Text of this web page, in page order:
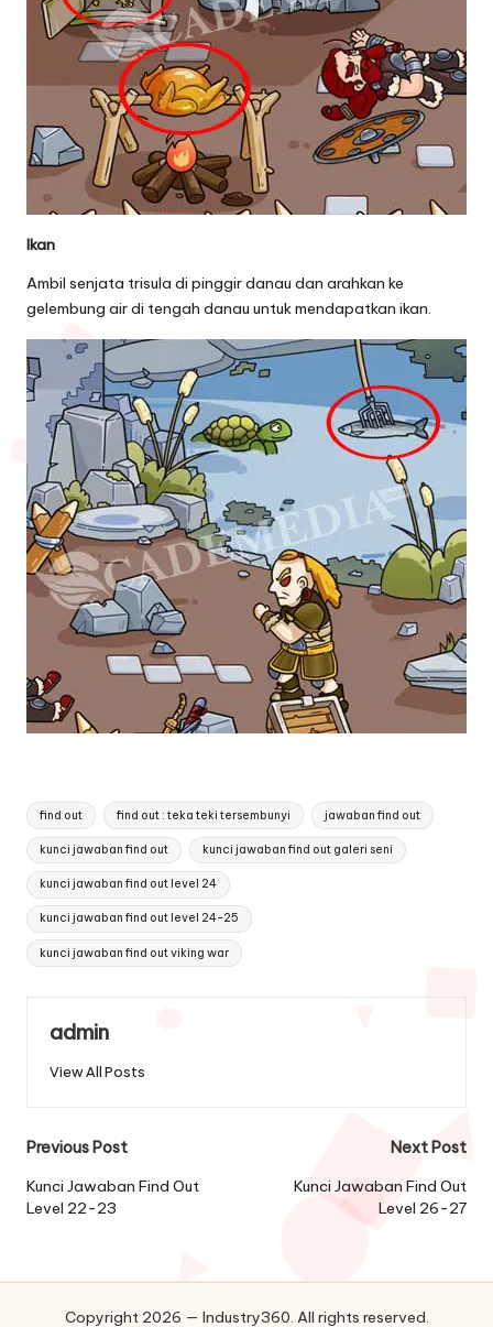
Ikan
Ambil senjata trisula di pinggir danau dan arahkan ke
gelembung air di tengah danau untuk mendapatkan ikan.
Tags:
find out find out : teka teki tersembunyi jawaban find out
kunci jawaban find out kunci jawaban find out galeri seni
kunci jawaban find out level 24
kunci jawaban find out level 24-25
kunci jawaban find out viking war
admin
View All Posts
Post
navigation
Previous Post
Kunci Jawaban Find Out
Level 22-23
Next Post
Kunci Jawaban Find Out
Level 26-27
Copyright 2026 — Industry360. All rights reserved.